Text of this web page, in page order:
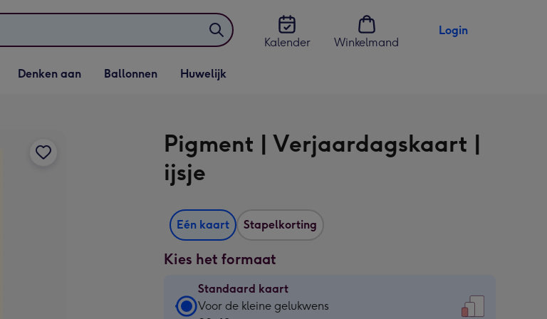
Kalender
Winkelmand
Login
Vervolgkeuzelijst
Denken aan openen
Denken aan
Vervolgkeuzelijst
Ballonnen openen
Ballonnen
Vervolgkeuzelijst
Huwelijk openen
Huwelijk
Pigment | Verjaardagskaart |
ijsje
Eén kaart Stapelkorting
Kies het formaat
Standaard kaart
Standaard
Voor de kleine gelukwens